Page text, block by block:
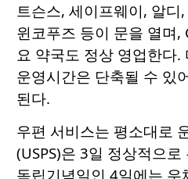
트슨스, 세이프웨이, 알디
윈코푸즈 등이 문을 열며,
요 약국도 정상 영업한다.
운영시간은 단축될 수 있
된다.
우편 서비스는 평소대로
(USPS)은 3일 정상적으
독립기념일인 4일에는